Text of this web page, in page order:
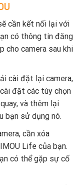
cần kết nối lại với
có thông tin đăng
cho camera sau khi
cài đặt lại camera,
đặt các tùy chọn
và thêm lại
bạn sử dụng nó.
cần xóa
Life của bạn.
có thể gặp sự cố